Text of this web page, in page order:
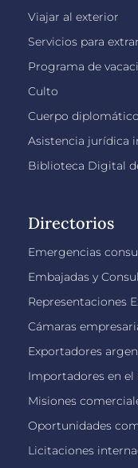
Viajar al exterior
Servicios para
Programa de
Culto
Cuerpo diplomático
Asistencia jurídica
Biblioteca Digital
Directorios
Emergencias
Embajadas y
Representaciones
Cámaras
Exportadores
Importadores en el
Misiones
Oportunidades
Licitaciones